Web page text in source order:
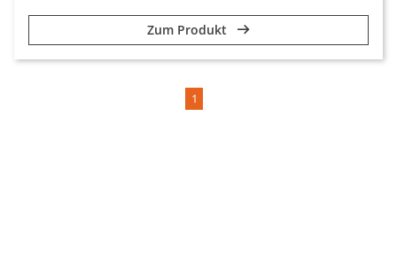
Zum Produkt
1